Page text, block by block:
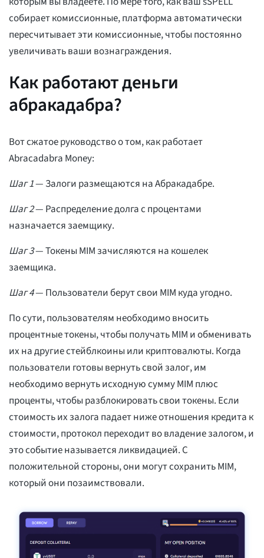
собирает комиссионные, платформа автоматически
пересчитывает эти комиссионные, чтобы постоянно
увеличивать ваши вознаграждения.
Как работают деньги
абракадабра?
Вот сжатое руководство о том, как работает
Abracadabra Money:
Шаг 1— Залоги размещаются на Абракадабре.
Шаг 2— Распределение долга с процентами
назначается заемщику.
Шаг 3— Токены MIM зачисляются на кошелек
заемщика.
Шаг 4— Пользователи берут свои MIM куда угодно.
По сути, пользователям необходимо вносить
процентные токены, чтобы получать MIM и обменивать
их на другие стейблкоины или криптовалюты. Когда
пользователи готовы вернуть свой залог, им
необходимо вернуть исходную сумму MIM плюс
проценты, чтобы разблокировать свои токены. Если
стоимость их залога падает ниже отношения кредита к
стоимости, протокол переходит во владение залогом, и
это событие называется ликвидацией. С
положительной стороны, они могут сохранить MIM,
который они позаимствовали.